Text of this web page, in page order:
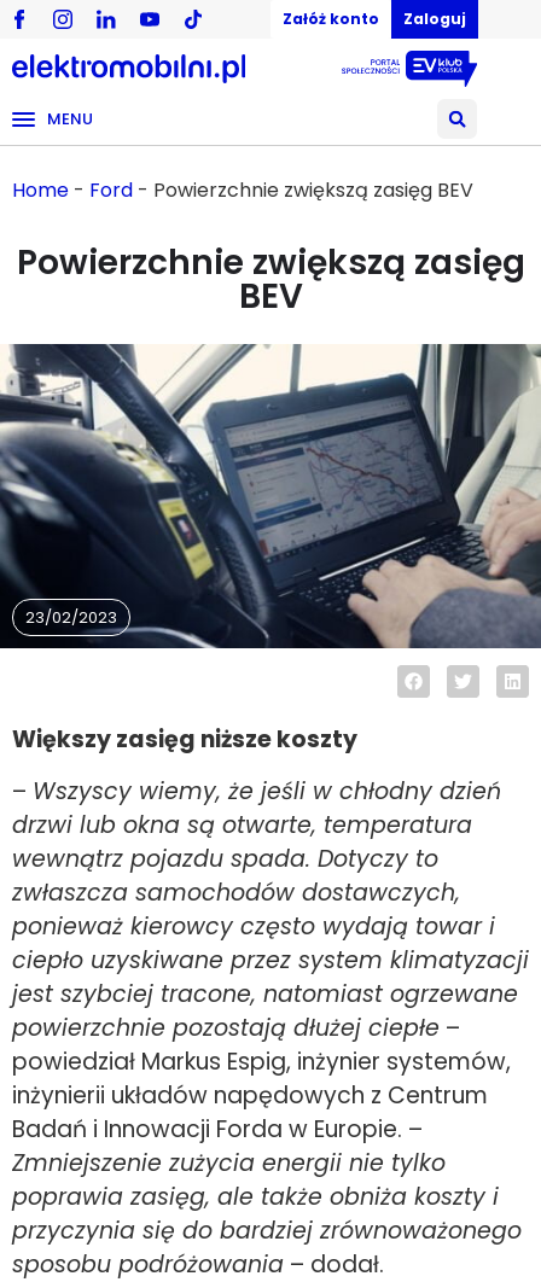
Załóż konto Zaloguj
MENU
Home - Ford - Powierzchnie zwiększą zasięg BEV
Powierzchnie zwiększą zasięg
BEV
23/02/2023
Większy zasięg niższe koszty
– Wszyscy wiemy, że jeśli w chłodny dzień
drzwi lub okna są otwarte, temperatura
wewnątrz pojazdu spada. Dotyczy to
zwłaszcza samochodów dostawczych,
ponieważ kierowcy często wydają towar i
ciepło uzyskiwane przez system klimatyzacji
jest szybciej tracone, natomiast ogrzewane
powierzchnie pozostają dłużej ciepłe –
powiedział Markus Espig, inżynier systemów,
inżynierii układów napędowych z Centrum
Badań i Innowacji Forda w Europie. –
Zmniejszenie zużycia energii nie tylko
poprawia zasięg, ale także obniża koszty i
przyczynia się do bardziej zrównoważonego
sposobu podróżowania – dodał.